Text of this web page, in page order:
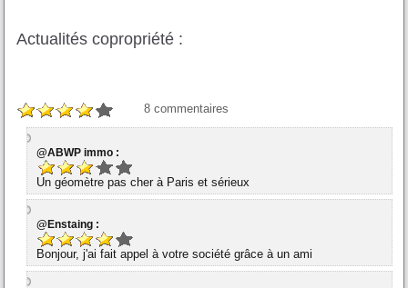
Actualités copropriété :
8 commentaires
@ABWP immo :
Un géomètre pas cher à Paris et sérieux
@Enstaing :
Bonjour, j'ai fait appel à votre société grâce à un ami